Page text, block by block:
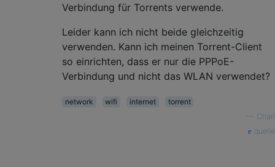
Verbindung für Torrents verwende.
Leider kann ich nicht beide gleichzeitig
verwenden. Kann ich meinen Torrent-Client
so einrichten, dass er nur die PPPoE-
Verbindung und nicht das WLAN verwendet?
network wifi internet
torrent
Charl
quelle